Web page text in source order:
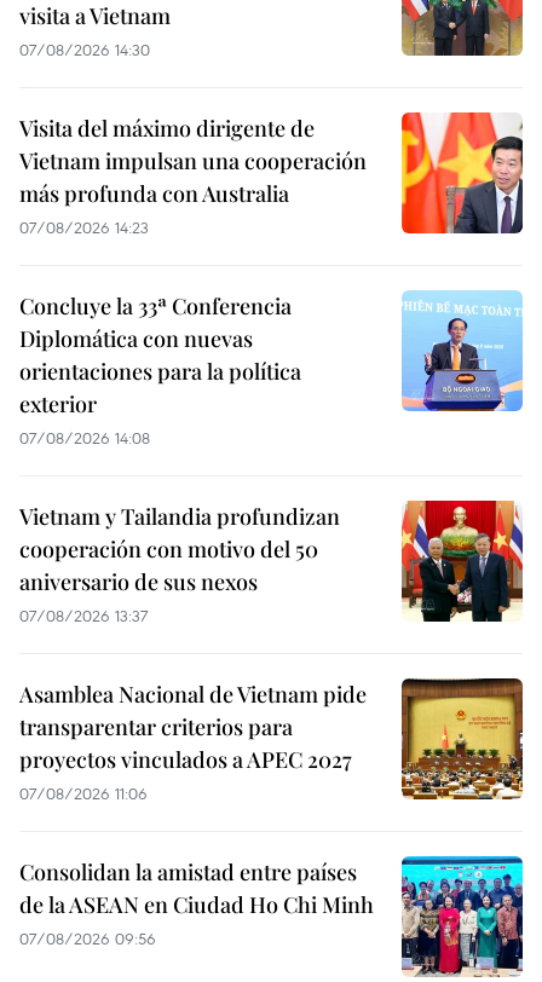
visita a Vietnam
07/08/2026 14:30
Visita del máximo dirigente de
Vietnam impulsan una cooperación
más profunda con Australia
07/08/2026 14:23
Concluye la 33ª Conferencia
Diplomática con nuevas
orientaciones para la política
exterior
07/08/2026 14:08
Vietnam y Tailandia profundizan
cooperación con motivo del 50
aniversario de sus nexos
07/08/2026 13:37
Asamblea Nacional de Vietnam pide
transparentar criterios para
proyectos vinculados a APEC 2027
07/08/2026 11:06
Consolidan la amistad entre países
de la ASEAN en Ciudad Ho Chi Minh
07/08/2026 09:56